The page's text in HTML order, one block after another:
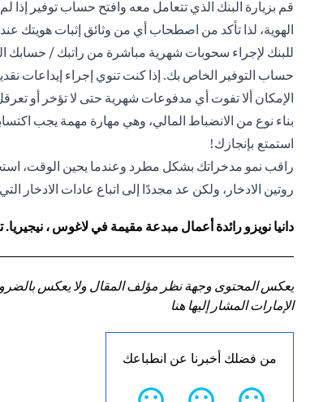
قم بزيارة البنك الذي تتعامل معه وافتح حساب توفير
الهوية، لذا تأكد من اصطحاب أي من وثائق إثبات هويتك
للبنك لإجراء سحوبات شهرية مباشرة من راتبك / حسابك
حساب التوفير الخاص بك. إذا كنت تنوي إجراء إيداعات
الإمكان ألا تفوت أي مدفوعات شهرية حتى لا تؤخر أو
بناء نوع من الانضباط المالي، وهي مهارة مهمة يجب
استمتع بإنجازك!
راقب نمو مدخراتك بشكل مطرد وعندما يحين الوقت،
روتين الادخار، ولكن عد مجددًا إلى اتباع عادات الادخار
دانيا نويزو رائدة أعمال مبدعة مقيمة في لاغوس ،
يعكس المحتوى وجهة نظر مؤلف المقال ولا يعكس بالضرورة
الإمارات المشار إليها هنا
من فضلك أخبرنا عن انطباعك